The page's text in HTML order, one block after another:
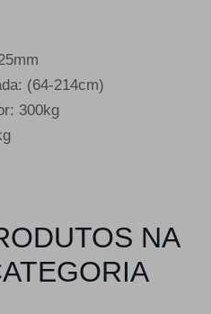
(64-214cm)
300kg
NA